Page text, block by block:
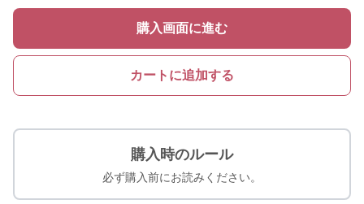
購入画面に進む
カートに追加する
購入時のルール
必ず購入前にお読みください。